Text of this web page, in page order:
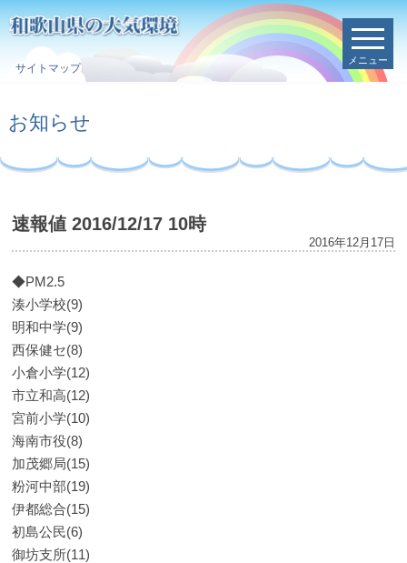
サイトマップ
メニュー
お知らせ
速報値 2016/12/17 10時
2016年12月17日
◆PM2.5
湊小学校(9)
明和中学(9)
西保健セ(8)
小倉小学(12)
市立和高(12)
宮前小学(10)
海南市役(8)
加茂郷局(15)
粉河中部(19)
伊都総合(15)
初島公民(6)
御坊支所(11)